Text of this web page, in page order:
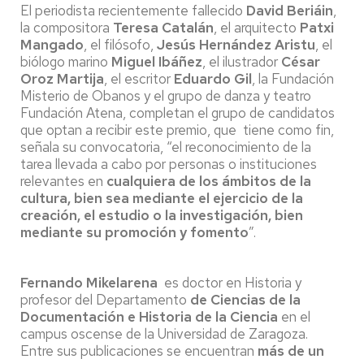
El periodista recientemente fallecido David Beriáin,
la compositora Teresa Catalán, el arquitecto Patxi
Mangado, el filósofo, Jesús Hernández Aristu, el
biólogo marino Miguel Ibáñez, el ilustrador César
Oroz Martija, el escritor Eduardo Gil, la Fundación
Misterio de Obanos y el grupo de danza y teatro
Fundación Atena, completan el grupo de candidatos
que optan a recibir este premio, que tiene como fin,
señala su convocatoria, “el reconocimiento de la
tarea llevada a cabo por personas o instituciones
relevantes en cualquiera de los ámbitos de la
cultura, bien sea mediante el ejercicio de la
creación, el estudio o la investigación, bien
mediante su promoción y fomento”.
Fernando Mikelarena es doctor en Historia y
profesor del Departamento de Ciencias de la
Documentación e Historia de la Ciencia en el
campus oscense de la Universidad de Zaragoza.
Entre sus publicaciones se encuentran más de un